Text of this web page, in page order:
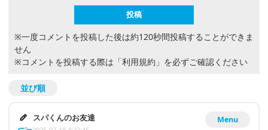
※一度コメントを投稿した後は約120秒間投稿することができま
せん
※コメントを投稿する際は 「利用規約」 を必ずご確認ください
並び順
Menu
スパくんのお友達